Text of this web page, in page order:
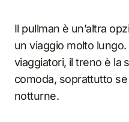
Il pullman è un’altra
un viaggio molto
viaggiatori, il treno è la
comoda, soprattutto
notturne.